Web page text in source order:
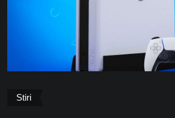
Stiri